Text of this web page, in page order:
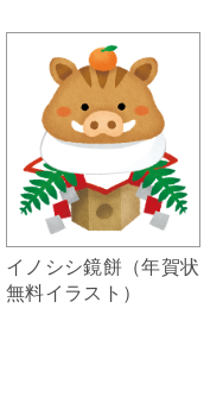
イノシシ鏡餅（年賀状
無料イラスト）